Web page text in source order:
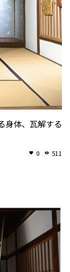
体、瓦解する
0 511